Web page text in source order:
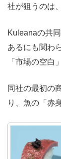
社が狙うのは
Kuleanaの共
あるにも関わ
「市場の空白
同社の最初の
り、魚の「赤